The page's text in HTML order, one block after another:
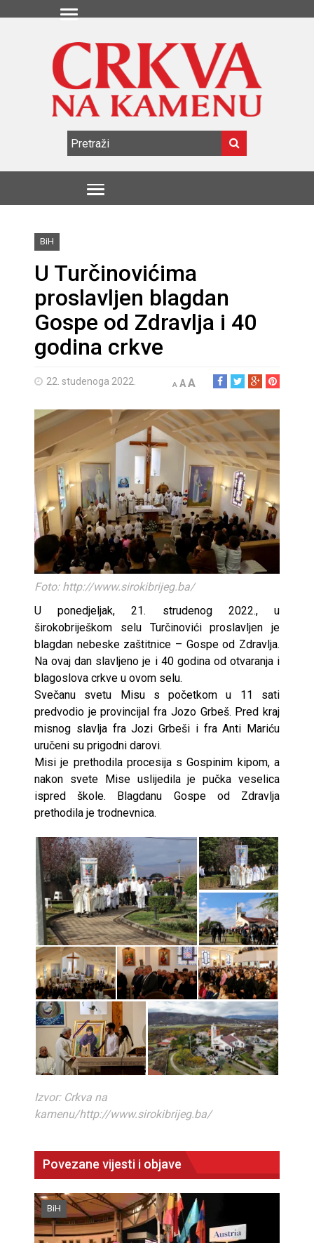
BiH
U Turčinovićima
proslavljen blagdan
Gospe od Zdravlja i 40
godina crkve
22. studenoga 2022. A AA
Foto: http://www.sirokibrijeg.ba/
U ponedjeljak, 21. strudenog 2022., u
širokobriješkom selu Turčinovići proslavljen je
blagdan nebeske zaštitnice – Gospe od Zdravlja.
Na ovaj dan slavljeno je i 40 godina od otvaranja i
blagoslova crkve u ovom selu.
Svečanu svetu Misu s početkom u 11 sati
predvodio je provincijal fra Jozo Grbeš. Pred kraj
misnog slavlja fra Jozi Grbeši i fra Anti Mariću
uručeni su prigodni darovi.
Misi je prethodila procesija s Gospinim kipom, a
nakon svete Mise uslijedila je pučka veselica
ispred škole. Blagdanu Gospe od Zdravlja
prethodila je trodnevnica.
Izvor: Crkva na
kamenu/http://www.sirokibrijeg.ba/
Povezane vijesti i objave
BiH